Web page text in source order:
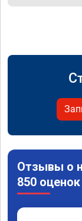
Отзывы о
850 оценок